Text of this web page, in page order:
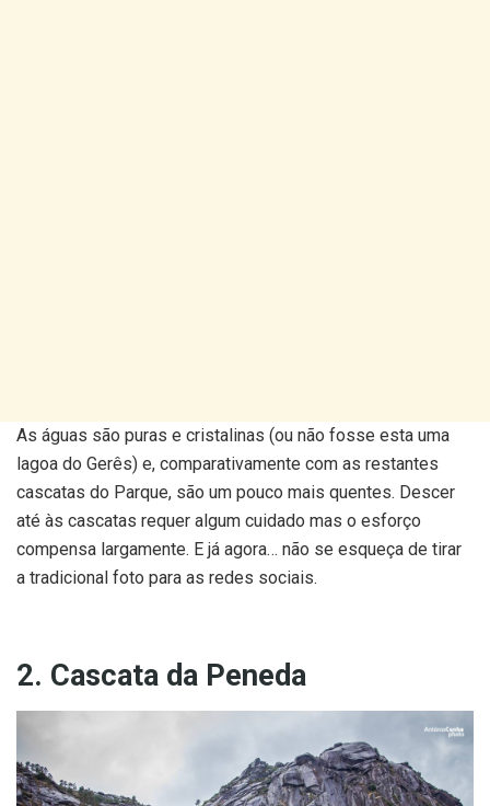
As águas são puras e cristalinas (ou não fosse esta uma
lagoa do Gerês) e, comparativamente com as restantes
cascatas do Parque, são um pouco mais quentes. Descer
até às cascatas requer algum cuidado mas o esforço
compensa largamente. E já agora… não se esqueça de tirar
a tradicional foto para as redes sociais.
2. Cascata da Peneda